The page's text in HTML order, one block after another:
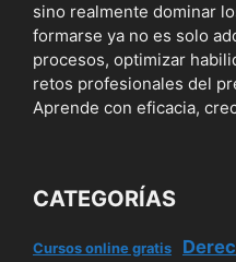
sino realmente dominar
formarse ya no es solo
procesos, optimizar
retos profesionales del
Aprende con eficacia,
CATEGORÍAS
Cursos online gratis